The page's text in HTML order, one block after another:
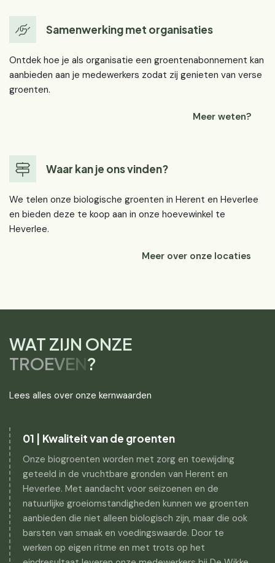
Samenwerking met organisaties
Ontdek hoe je als organisatie een groentenabonnement kan
aanbieden aan je medewerkers zodat zij genieten van verse
groenten.
Meer weten?
Waar kan je ons vinden?
We telen onze biologische groenten in Herent en Heverlee
en bieden deze te koop aan in onze hoevewinkel te
Heverlee.
Meer over onze locaties
WAT ZIJN ONZE
TROEVEN?
Lees alles over onze kernwaarden
01 | Kwaliteit van de groenten
Onze biogroenten worden met zorg en toewijding
geteeld in de vruchtbare gronden van Herent en
Heverlee. Met aandacht voor seizoenen en de
natuurlijke groeiomstandigheden kunnen we groenten
aanbieden die niet alleen biologisch zijn, maar die ook
barsten van smaak en voedingswaarde. Door te
werken op eigen ritme en met trots op het